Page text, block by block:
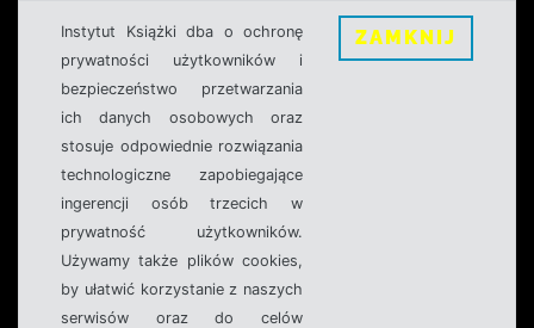
Instytut Książki dba o ochronę
prywatności użytkowników i
bezpieczeństwo przetwarzania
ich danych osobowych oraz
stosuje odpowiednie rozwiązania
technologiczne zapobiegające
ingerencji osób trzecich w
prywatność użytkowników.
Używamy także plików cookies,
by ułatwić korzystanie z naszych
serwisów oraz do celów
ZAMKNIJ